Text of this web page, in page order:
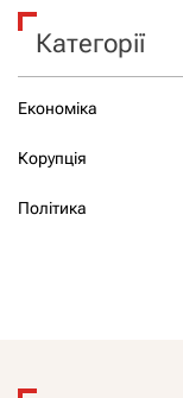
Категорії
Економіка
Корупція
Політика